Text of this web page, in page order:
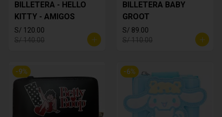
BILLETERA - HELLO
KITTY - AMIGOS
S/ 120.00
S/ 140.00
BILLETERA BABY
GROOT
S/ 89.00
S/ 110.00
-9% -6%